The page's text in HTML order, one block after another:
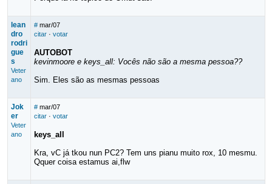
lean
dro
rodri
gue
s
Veter
ano
# mar/07
citar· votar
AUTOBOT
kevinmoore e keys_all: Vocês não são a mesma pessoa??
Sim. Eles são as mesmas pessoas
Jok
er
Veter
ano
# mar/07
citar· votar
keys_all
Kra, vC já tkou nun PC2? Tem uns pianu muito rox, 10 mesmu.
Qquer coisa estamus ai,flw